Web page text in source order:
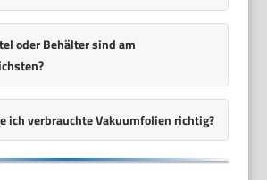
oder Behälter sind am
ich verbrauchte Vakuumfolien richtig?